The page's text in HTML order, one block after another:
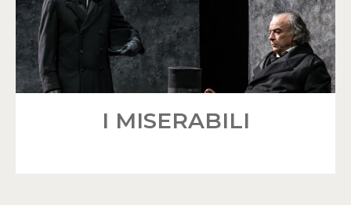
I MISERABILI